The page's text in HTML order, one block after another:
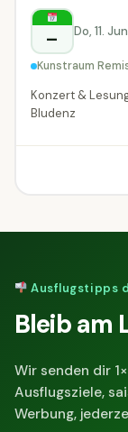
Bludenz
– Do, 11.
Kunstraum
Konzert &
Bludenz
Ausflugstipps
Bleib am
Wir senden dir
Ausflugsziele,
Werbung,